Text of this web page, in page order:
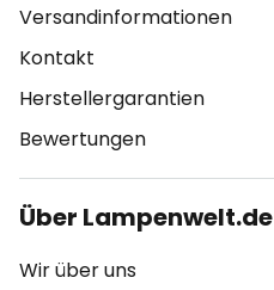
Versandinformationen
Kontakt
Herstellergarantien
Bewertungen
Über Lampenwelt.de
Wir über uns